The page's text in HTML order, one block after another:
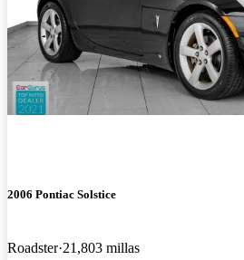
2006 Pontiac Solstice
Roadster 21,803 millas